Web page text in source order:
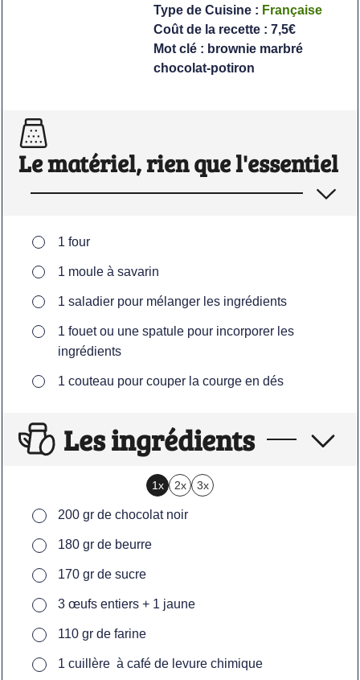
Type de Cuisine : Française
Coût de la recette :7,5€
Mot clé : brownie marbré
chocolat-potiron
Le matériel, rien que l'essentiel
▢
1 four
▢
1 moule à savarin
▢
1 saladier pour mélanger les ingrédients
▢
1 fouet ou une spatule pour incorporer les
ingrédients
▢
1 couteau pour couper la courge en dés
Les ingrédients
1x 2x 3x
▢
200 gr de chocolat noir
▢
180 gr de beurre
▢
170 gr de sucre
▢
3 œufs entiers + 1 jaune
▢
110 gr de farine
▢
1 cuillère à café de levure chimique